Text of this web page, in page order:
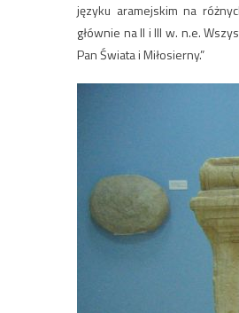
języku aramejskim na
głównie na II i III w. n.e.
Pan Świata i Miłosierny.”